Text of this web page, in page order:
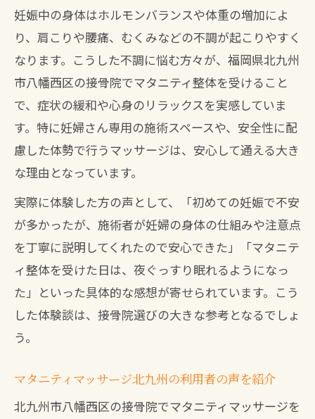
妊娠中の身体はホルモンバランスや体重の増加によ
り、肩こりや腰痛、むくみなどの不調が起こりやすく
なります。こうした不調に悩む方々が、福岡県北九州
市八幡西区の接骨院でマタニティ整体を受けること
で、症状の緩和や心身のリラックスを実感していま
す。特に妊婦さん専用の施術スペースや、安全性に配
慮した体勢で行うマッサージは、安心して通える大き
な理由となっています。
実際に体験した方の声として、「初めての妊娠で不安
が多かったが、施術者が妊婦の身体の仕組みや注意点
を丁寧に説明してくれたので安心できた」「マタニテ
ィ整体を受けた日は、夜ぐっすり眠れるようになっ
た」といった具体的な感想が寄せられています。こう
した体験談は、接骨院選びの大きな参考となるでしょ
う。
マタニティマッサージ北九州の利用者の声を紹介
北九州市八幡西区の接骨院でマタニティマッサージを